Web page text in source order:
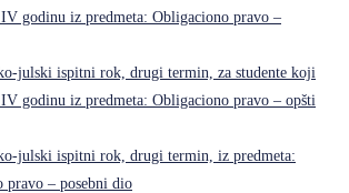
godinu iz predmeta: Obligaciono pravo –
julski ispitni rok, drugi termin, za studente koji
godinu iz predmeta: Obligaciono pravo – opšti
julski ispitni rok, drugi termin, iz predmeta:
pravo – posebni dio